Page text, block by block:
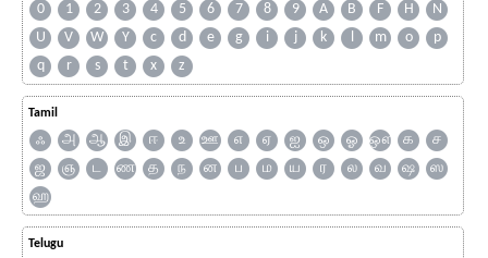
0 1 2 3 4 5 6 7 8 9 A B F H
N
U
V W Y c d e g i j k l m o
p
q
r s t x z
Tamil
ஃ அ ஆ இ ஈ உ ஊ எ ஏ ஐ ஒ ஓ ஔ க
ச
ஜ
ஞ ட ண த ந ன ப ம ய ர ல வ ஷ
ஸ
ஹ
Telugu